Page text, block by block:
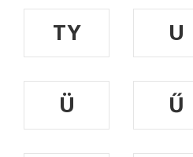
TY U
Ü
Ű